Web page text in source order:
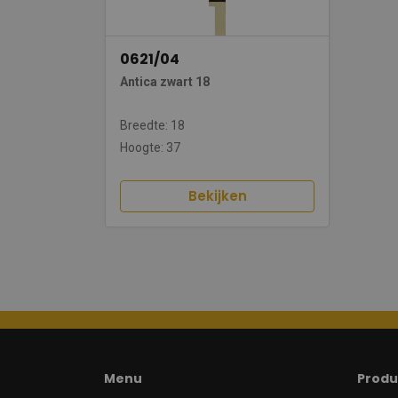
0621/04
Antica zwart 18
Breedte: 18
Hoogte: 37
Bekijken
Menu